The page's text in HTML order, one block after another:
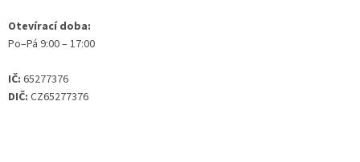
Otevírací doba:
Po–Pá 9:00 – 17:00
IČ: 65277376
DIČ: CZ65277376